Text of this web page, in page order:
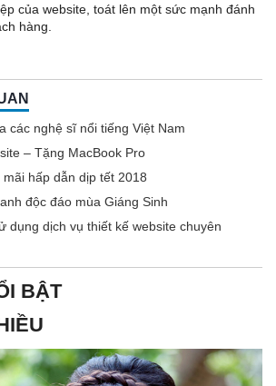
của website, toát lên một sức mạnh đánh
hàng.
các nghệ sĩ nổi tiếng Việt Nam
– Tặng MacBook Pro
hấp dẫn dịp tết 2018
độc đáo mùa Giáng Sinh
dụng dịch vụ thiết kế website chuyên
BẬT